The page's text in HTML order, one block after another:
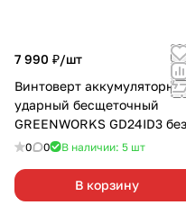
7 990 ₽/шт
Винтоверт
ударный бесщеточный
GREENWORKS GD24ID3 без
АКБ и З/У
0 0 В наличии: 5 шт
В корзину